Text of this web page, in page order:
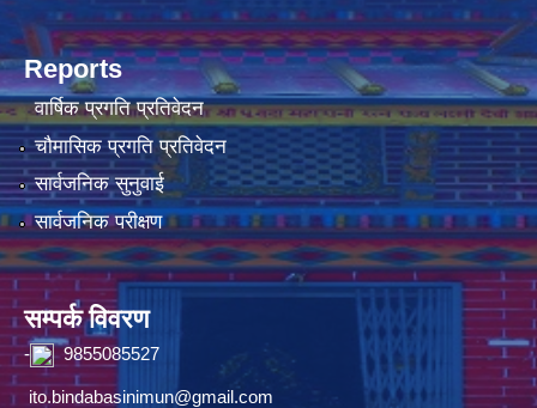
Reports
वार्षिक प्रगति प्रतिवेदन
चौमासिक प्रगति प्रतिवेदन
सार्वजनिक सुनुवाई
सार्वजनिक परीक्षण
सम्पर्क विवरण
- 9855085527
ito.bindabasinimun@gmail.com